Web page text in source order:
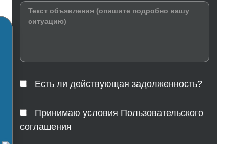
Есть ли действующая задолженность?
Принимаю условия Пользовательского
соглашения